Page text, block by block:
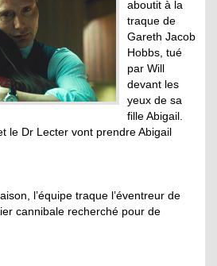
aboutit à la
traque de
Gareth Jacob
Hobbs, tué
par Will
devant les
yeux de sa
fille Abigail.
le Dr Lecter vont prendre Abigail
l’équipe traque l’éventreur de
cannibale recherché pour de